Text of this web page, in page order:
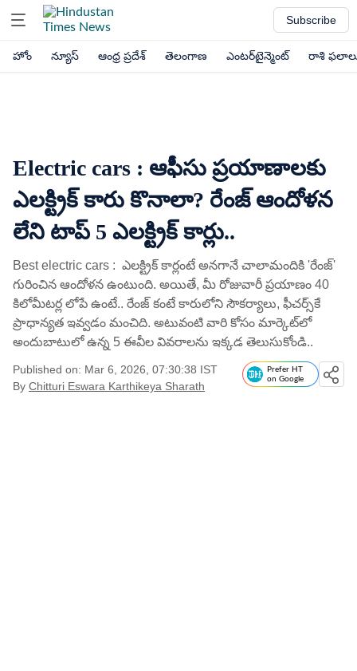
Subscribe
హోం న్యూస్ ఆంధ్ర ప్రదేశ్ తెలంగాణ ఎంటర్‌టైన్మెంట్ రాశి
Electric cars : ఆఫీసు ప్రయాణాలకు
ఎలక్ట్రిక్ కారు కొనాలా? రేంజ్ ఆందోళన
లేని టాప్ 5 ఎలక్ట్రిక్​ కార్లు..
Best electric cars : ఎలక్ట్రిక్ కార్లంటే అనగానే చాలామందికి 'రేంజ్'
గురించిన ఆందోళన ఉంటుంది. అయితే, మీ రోజువారీ ప్రయాణం 40
కిలోమీటర్ల లోపే ఉంటే.. రేంజ్ కంటే కారులోని సౌకర్యాలు, ఫీచర్స్​కే
ప్రాధాన్యత ఇవ్వడం మంచిది. అటువంటి వారి కోసం మార్కెట్​లో
అందుబాటులో ఉన్న 5 ఈవీల వివరాలను ఇక్కడ తెలుసుకోండి..
Published on: Mar 6, 2026, 07:30:38 IST
By Chitturi Eswara Karthikeya Sharath
Prefer HT
on Google